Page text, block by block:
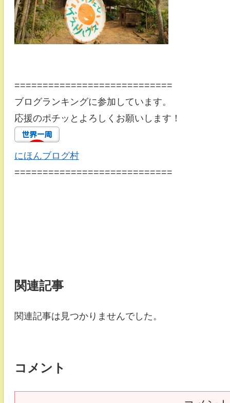
============================
ブログランキングに参加しています。
応援のポチッとよろしくお願いします！
にほんブログ村
============================
関連記事
関連記事は見つかりませんでした。
コメント